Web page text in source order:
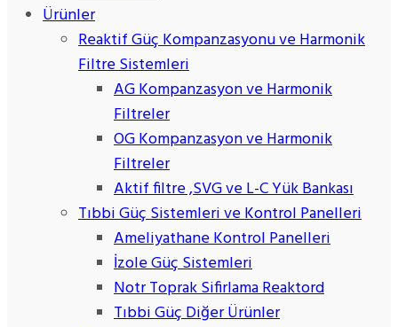
Ürünler
Reaktif Güç Kompanzasyonu ve Harmonik
Filtre Sistemleri
AG Kompanzasyon ve Harmonik
Filtreler
OG Kompanzasyon ve Harmonik
Filtreler
Aktif filtre ,SVG ve L-C Yük Bankası
Tıbbi Güç Sistemleri ve Kontrol Panelleri
Ameliyathane Kontrol Panelleri
İzole Güç Sistemleri
Notr Toprak Sifirlama Reaktord
Tıbbi Güç Diğer Ürünler